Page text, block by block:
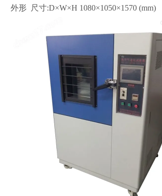
外形
尺寸:D×W×H 1080×1050×1570 (mm)